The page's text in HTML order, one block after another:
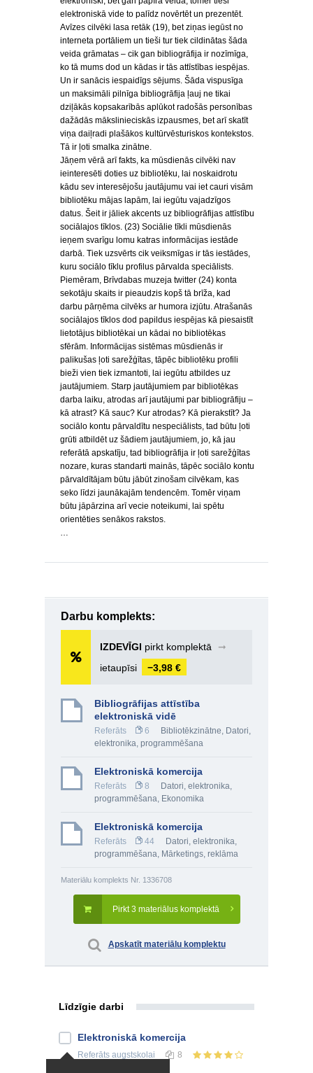
elektroniskā vide to palīdz novērtēt un prezentēt.
Avīzes cilvēki lasa retāk (19), bet ziņas iegūst no
interneta portāliem un tieši tur tiek cildinātas šāda
veida grāmatas – cik gan bibliogrāfija ir nozīmīga,
ko tā mums dod un kādas ir tās attīstības iespējas.
Un ir sanācis iespaidīgs sējums. Šāda vispusīga
un maksimāli pilnīga bibliogrāfija ļauj ne tikai
dziļākās kopsakarībās aplūkot radošās personības
dažādās mākslinieciskās izpausmes, bet arī skatīt
viņa daiļradi plašākos kultūrvēsturiskos kontekstos.
Tā ir ļoti smalka zinātne.
Jāņem vērā arī fakts, ka mūsdienās cilvēki nav
ieinteresēti doties uz bibliotēku, lai noskaidrotu
kādu sev interesējošu jautājumu vai iet cauri visām
bibliotēku mājas lapām, lai iegūtu vajadzīgos
datus. Šeit ir jāliek akcents uz bibliogrāfijas attīstību
sociālajos tīklos. (23) Sociālie tīkli mūsdienās
ieņem svarīgu lomu katras informācijas iestāde
darbā. Tiek uzsvērts cik veiksmīgas ir tās iestādes,
kuru sociālo tīklu profilus pārvalda speciālists.
Piemēram, Brīvdabas muzeja twitter (24) konta
sekotāju skaits ir pieaudzis kopš tā brīža, kad
darbu pārņēma cilvēks ar humora izjūtu. Atrašanās
sociālajos tīklos dod papildus iespējas kā piesaistīt
lietotājus bibliotēkai un kādai no bibliotēkas
sfērām. Informācijas sistēmas mūsdienās ir
palikušas ļoti sarežģītas, tāpēc bibliotēku profili
bieži vien tiek izmantoti, lai iegūtu atbildes uz
jautājumiem. Starp jautājumiem par bibliotēkas
darba laiku, atrodas arī jautājumi par bibliogrāfiju –
kā atrast? Kā sauc? Kur atrodas? Kā pierakstīt? Ja
sociālo kontu pārvaldītu nespeciālists, tad būtu ļoti
grūti atbildēt uz šādiem jautājumiem, jo, kā jau
referātā apskatīju, tad bibliogrāfija ir ļoti sarežģītas
nozare, kuras standarti mainās, tāpēc sociālo kontu
pārvaldītājam būtu jābūt zinošam cilvēkam, kas
seko līdzi jaunākajām tendencēm. Tomēr viņam
būtu jāpārzina arī vecie noteikumi, lai spētu
orientēties senākos rakstos.
…
Darbu komplekts:
IZDEVĪGI pirkt komplektā
➞
ietaupīsi
−3,98 €
Bibliogrāfijas attīstība
elektroniskā vidē
Referāts 6 Bibliotēkzinātne, Datori,
elektronika, programmēšana
Elektroniskā komercija
Referāts 8
Datori, elektronika,
programmēšana, Ekonomika
Elektroniskā komercija
Referāts 44
Datori, elektronika,
programmēšana, Mārketings, reklāma
Materiālu komplekts Nr. 1336708
Pirkt 3 materiālus komplektā
Apskatīt materiālu komplektu
Līdzīgie darbi
Elektroniskā komercija
Referāts augstskolai 8